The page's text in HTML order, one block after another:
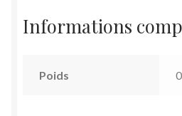
Informations
Poids